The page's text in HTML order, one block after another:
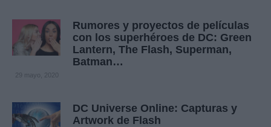
Economía
Internacional
Deportes
Salud y Bienestar
Musica
Rumores y proyectos de películas
con los superhéroes de DC: Green
Lantern, The Flash, Superman,
Batman…
29 mayo, 2020
DC Universe Online: Capturas y
Artwork de Flash